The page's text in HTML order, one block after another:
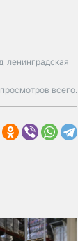
ленинградская
всего.